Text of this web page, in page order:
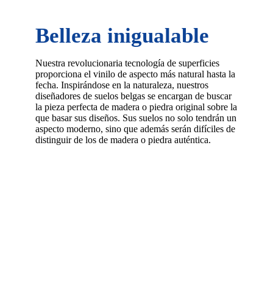
Belleza inigualable
Nuestra revolucionaria tecnología de superficies
proporciona el vinilo de aspecto más natural hasta la
fecha. Inspirándose en la naturaleza, nuestros
diseñadores de suelos belgas se encargan de buscar
la pieza perfecta de madera o piedra original sobre la
que basar sus diseños. Sus suelos no solo tendrán un
aspecto moderno, sino que además serán difíciles de
distinguir de los de madera o piedra auténtica.